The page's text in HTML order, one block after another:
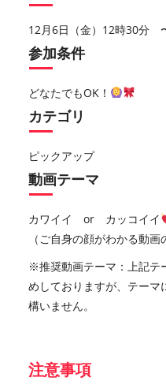
12月6日（金）12時30分
参加条件
どなたでもOK！
カテゴリ
ピックアップ
動画テーマ
カワイイ or カッコイイ
（ご自身の顔がわかる動画
※推奨動画テーマ：上記テ
めしておりますが、テーマ
構いません。
注意事項